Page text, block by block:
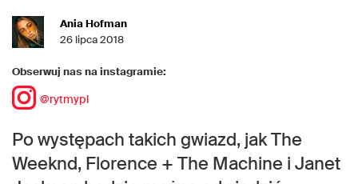
Ania Hofman
26 lipca 2018
Obserwuj nas na instagramie:
@rytmypl
Po występach takich gwiazd, jak The
Weeknd, Florence + The Machine i Janet